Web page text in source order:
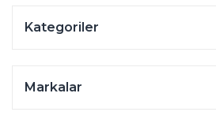
Kategoriler
Markalar